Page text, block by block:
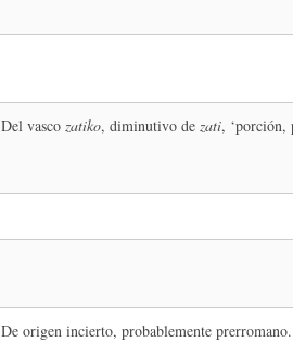
Del vascozatiko, diminutivo dezati, ‘porción,
De origen incierto, probablemente prerromano.